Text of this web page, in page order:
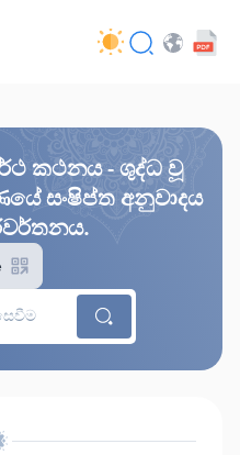
කථනය - ශුද්ධ වූ
සංෂිප්ත අනුවාදය